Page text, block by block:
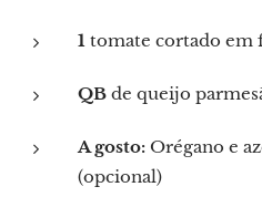
1 tomate cortado em
QB de queijo
A gosto: Orégano e
(opcional)